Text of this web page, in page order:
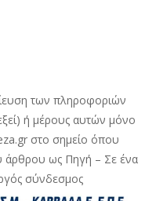
των πληροφοριών
ή μέρους αυτών μόνο
στο σημείο όπου
άρθρου ως Πηγή – Σε ένα
σύνδεσμος